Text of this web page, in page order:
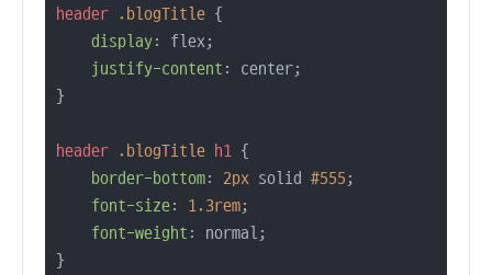
header .blogTitle {
display: flex;
justify-content : center;
}
header .blogTitle h1 {
border-bottom: 2px solid #555 ;
font-size: 1.3rem;
font-weight : normal;
}